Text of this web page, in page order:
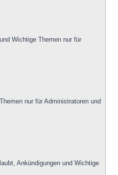
Wichtige Themen nur für
nur für Administratoren und
Ankündigungen und Wichtige